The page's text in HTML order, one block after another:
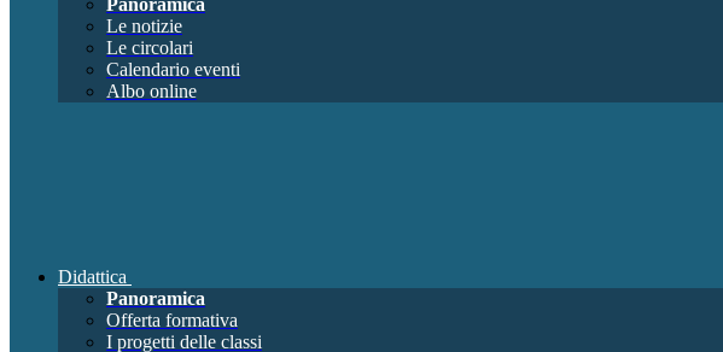
Panoramica
Le notizie
Le circolari
Calendario eventi
Albo online
Didattica
Panoramica
Offerta formativa
I progetti delle classi